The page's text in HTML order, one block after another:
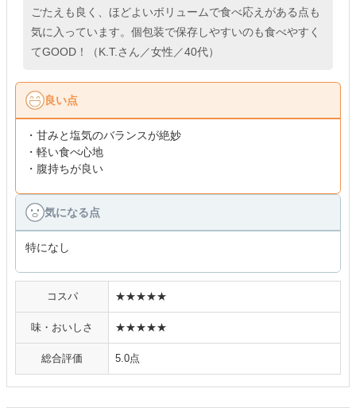
ごたえも良く、ほどよいボリュームで食べ応えがある点も
気に入っています。個包装で保存しやすいのも食べやすく
てGOOD！（K.T.さん／女性／40代）
良い点
・甘みと塩気のバランスが絶妙
・軽い食べ心地
・腹持ちが良い
気になる点
特になし
コスパ ★★★★★
味・おいしさ ★★★★★
総合評価 5.0点